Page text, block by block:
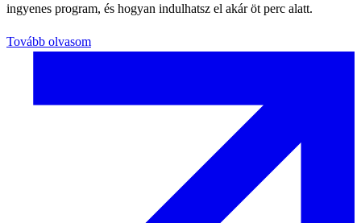
ingyenes program, és hogyan indulhatsz el akár öt perc alatt.
Tovább olvasom